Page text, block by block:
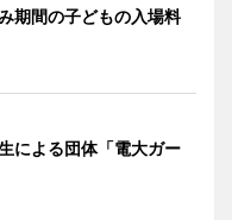
期間の子どもの入場料
による団体「電大ガー